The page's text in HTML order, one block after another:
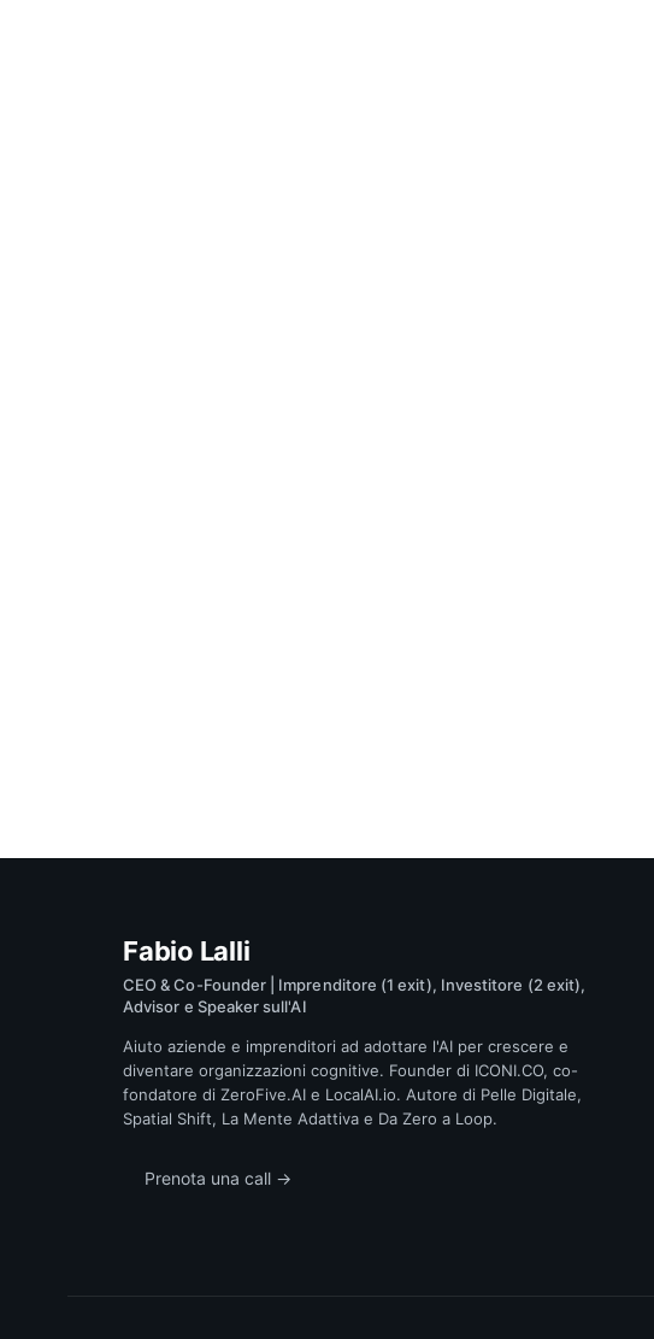
Fabio Lalli
CEO & Co-Founder | Imprenditore (1 exit), Investitore (2 exit),
Advisor e Speaker sull'AI
Aiuto aziende e imprenditori ad adottare l'AI per crescere e
diventare organizzazioni cognitive. Founder di ICONI.CO, co-
fondatore di ZeroFive.AI e LocalAI.io. Autore di Pelle Digitale,
Spatial Shift, La Mente Adattiva e Da Zero a Loop.
Prenota una call →